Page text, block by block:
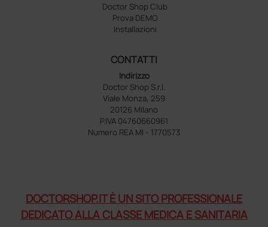
Doctor Shop Club
Prova DEMO
Installazioni
CONTATTI
Indirizzo
Doctor Shop S.r.l.
Viale Monza, 259
20126 Milano
P.IVA 04760660961
Numero REA MI - 1770573
DOCTORSHOP.IT È UN SITO PROFESSIONALE
DEDICATO ALLA CLASSE MEDICA E SANITARIA